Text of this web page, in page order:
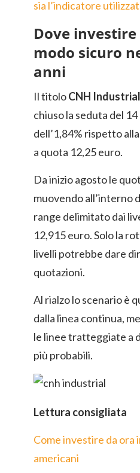
sia l’indicatore
Dove
modo sicuro
anni
Il titoloCNH Industrial
chiuso la seduta del
dell’1,84% rispetto
a quota 12,25 euro.
Da inizio agosto le
muovendo all’interno
range delimitato dai
12,915 euro. Solo la
livelli potrebbe dare
quotazioni.
Al rialzo lo scenario è
dalla linea continua,
le linee tratteggiate a
più probabili.
Lettura consigliata
Come investire da ora
americani